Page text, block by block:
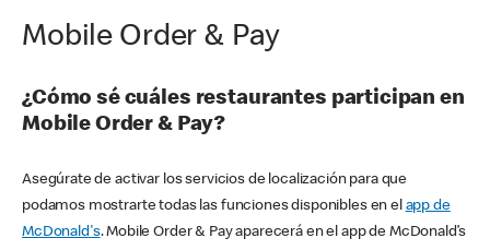
Mobile Order & Pay
¿Cómo sé cuáles restaurantes participan en
Mobile Order & Pay?
Asegúrate de activar los servicios de localización para que
podamos mostrarte todas las funciones disponibles en el app de
McDonald's. Mobile Order & Pay aparecerá en el app de McDonald’s